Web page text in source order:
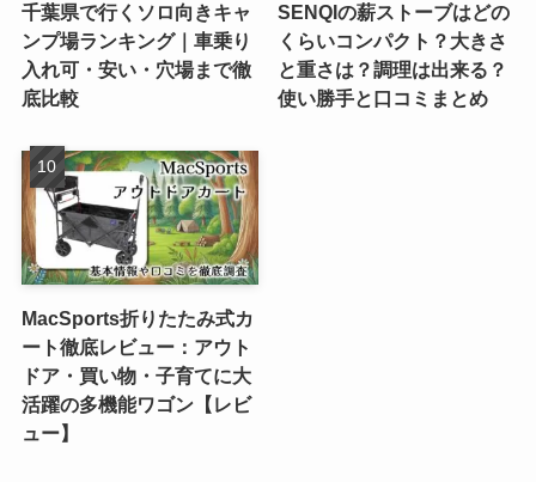
千葉県で行くソロ向きキャ
ンプ場ランキング｜車乗り
入れ可・安い・穴場まで徹
底比較
SENQIの薪ストーブはどの
くらいコンパクト？大きさ
と重さは？調理は出来る？
使い勝手と口コミまとめ
MacSports折りたたみ式カ
ート徹底レビュー：アウト
ドア・買い物・子育てに大
活躍の多機能ワゴン【レビ
ュー】